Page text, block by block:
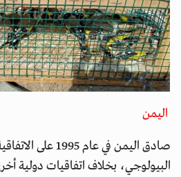
اليمن
صادق اليمن في عام
البيولوجي، بخلاف اتفاقيات دولية